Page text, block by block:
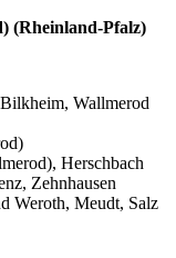
(Rheinland-Pfalz)
Wallmerod
Herschbach
Zehnhausen
Weroth, Meudt, Salz